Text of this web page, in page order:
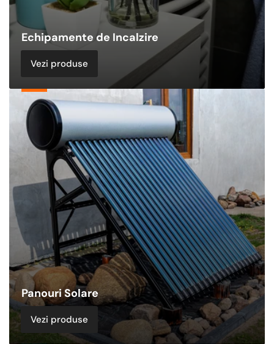
Echipamente de Incalzire
Vezi produse
Panouri
Solare
Panouri Solare
Vezi produse